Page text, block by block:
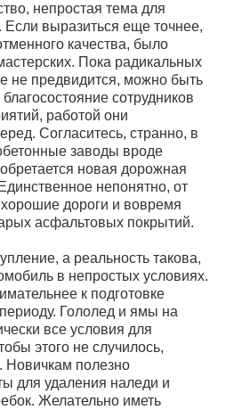
непростая тема для
выразиться еще точнее,
качества, было
Пока радикальных
не предвидится, можно быть
сотрудников
работой они
Согласитесь, странно, в
заводы вроде
новая дорожная
непонятно, от
хорошие дороги и вовремя
асфальтовых покрытий.
а реальность такова,
в непростых условиях.
к подготовке
Гололед и ямы на
все условия для
этого не случилось,
Новичкам полезно
для удаления наледи и
Желательно иметь